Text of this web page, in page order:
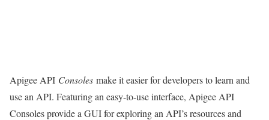
Apigee API Consoles make it easier for developers to learn and
use an API. Featuring an easy-to-use interface, Apigee API
Consoles provide a GUI for exploring an API’s resources and